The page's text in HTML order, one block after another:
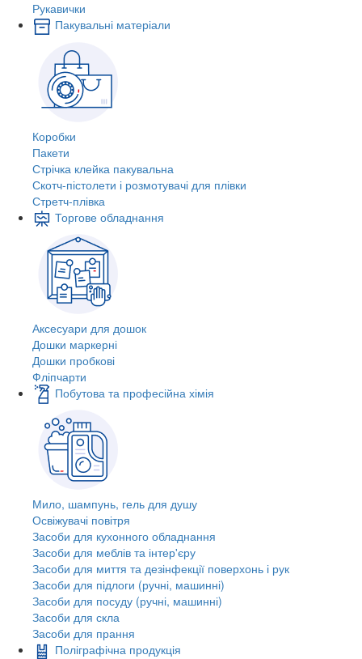
Рукавички
Пакувальні матеріали
Коробки
Пакети
Стрічка клейка пакувальна
Скотч-пістолети і розмотувачі для плівки
Стретч-плівка
Торгове обладнання
Аксесуари для дошок
Дошки маркерні
Дошки пробкові
Фліпчарти
Побутова та професійна хімія
Мило, шампунь, гель для душу
Освіжувачі повітря
Засоби для кухонного обладнання
Засоби для меблів та інтер'єру
Засоби для миття та дезінфекції поверхонь і рук
Засоби для підлоги (ручні, машинні)
Засоби для посуду (ручні, машинні)
Засоби для скла
Засоби для прання
Поліграфічна продукція